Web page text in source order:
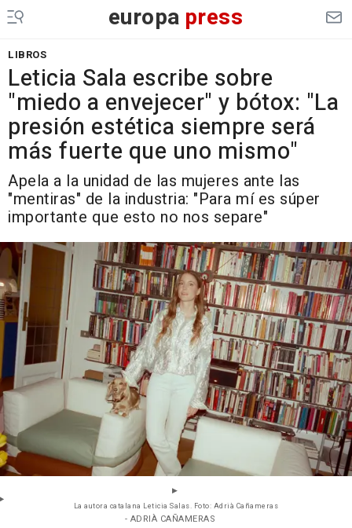
europa press
LIBROS
Leticia Sala escribe sobre
"miedo a envejecer" y bótox: "La
presión estética siempre será
más fuerte que uno mismo"
Apela a la unidad de las mujeres ante las
"mentiras" de la industria: "Para mí es súper
importante que esto no nos separe"
La autora catalana Leticia Salas. Foto: Adrià Cañameras
- ADRIÀ CAÑAMERAS